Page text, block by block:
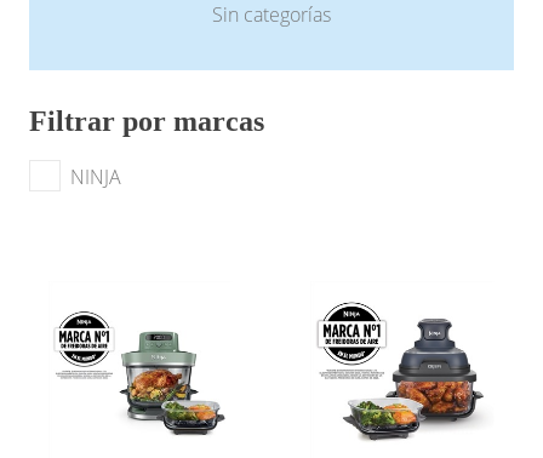
Sin categorías
Filtrar por marcas
NINJA